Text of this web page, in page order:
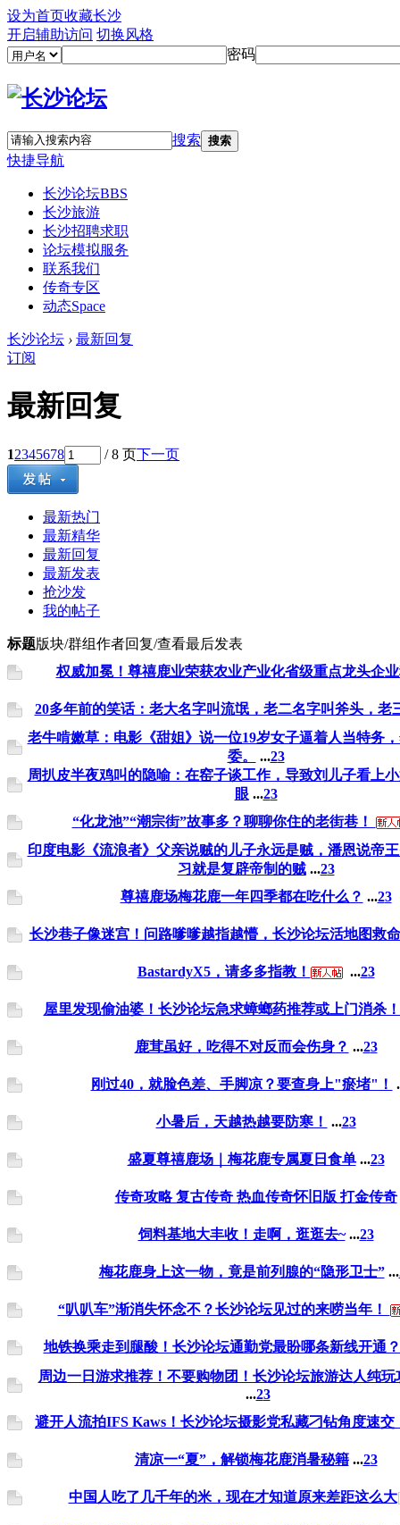
设为首页收藏长沙
开启辅助访问 切换风格
密码
搜索 搜索
快捷导航
长沙论坛BBS
长沙旅游
长沙招聘求职
论坛模拟服务
联系我们
传奇专区
动态Space
长沙论坛 › 最新回复
订阅
最新回复
12345678 / 8 页下一页
最新热门
最新精华
最新回复
最新发表
抢沙发
我的帖子
标题版块/群组作者回复/查看最后发表
权威加冕！尊禧鹿业荣获农业产业化省级重点龙头企
20多年前的笑话：老大名字叫流氓，老二名字叫斧头，老
老牛啃嫩草：电影《甜姐》说一位19岁女子逼着人当特务
委。
...23
周扒皮半夜鸡叫的隐喻：在窑子谈工作，导致刘儿子看上
眼...23
“化龙池”“潮宗街”故事多？聊聊你住的老街巷！
印度电影《流浪者》父亲说贼的儿子永远是贼，潘恩说帝
习就是复辟帝制的贼...23
尊禧鹿场梅花鹿一年四季都在吃什么？ ...23
长沙巷子像迷宫！问路嗲嗲越指越懵，长沙论坛活地图救
BastardyX5，请多多指教！ ...23
屋里发现偷油婆！长沙论坛急求蟑螂药推荐或上门消杀
鹿茸虽好，吃得不对反而会伤身？ ...23
刚过40，就脸色差、手脚凉？要查身上"瘀堵"！
小暑后，天越热越要防寒！ ...23
盛夏尊禧鹿场｜梅花鹿专属夏日食单...23
传奇攻略 复古传奇 热血传奇怀旧版 打金传奇
饲料基地大丰收！走啊，逛逛去~...23
梅花鹿身上这一物，竟是前列腺的“隐形卫士”...
“叭叭车”渐消失怀念不？长沙论坛见过的来唠当年！
地铁换乘走到腿酸！长沙论坛通勤党最盼哪条新线开通
周边一日游求推荐！不要购物团！长沙论坛旅游达人纯
...23
避开人流拍IFS Kaws！长沙论坛摄影党私藏刁钻角度速
清凉一“夏”，解锁梅花鹿消暑秘籍...23
中国人吃了几千年的米，现在才知道原来差距这么大